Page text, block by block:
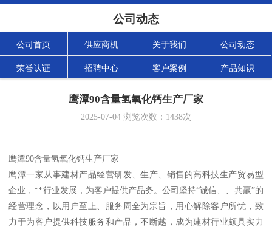
公司动态
公司首页 供应商机 关于我们 公司动态
荣誉认证 招聘中心 客户案例 产品知识
鹰潭90含量氢氧化钙生产厂家
2025-07-04 浏览次数： 1438次
鹰潭90含量氢氧化钙生产厂家
鹰潭一家从事建材产品经营研发、生产、销售的高科技生产贸易型
企业，**行业发展，为客户提供产品务。公司坚持“诚信、、共赢”的
经营理念，以用户至上、服务周全为宗旨，用心解除客户所忧，致
力于为客户提供科技服务和产品，不断越，成为建材行业颇具实力